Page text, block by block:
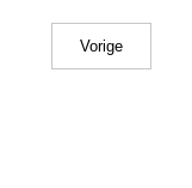
Vorige